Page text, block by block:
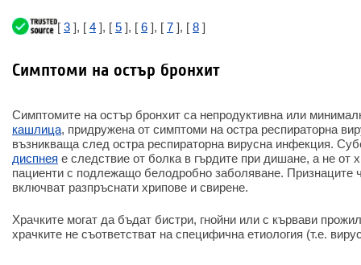
[ 3 ], [ 4 ], [ 5 ], [ 6 ], [ 7 ], [ 8 ]
Симптоми на остър бронхит
Симптомите на остър бронхит са непродуктивна или
кашлица, придружена от симптоми на остра респираторна
възникваща след остра респираторна вирусна инфекция.
диспнея е следствие от болка в гърдите при дишане, а не от
пациенти с подлежащо белодробно заболяване. Признаците
включват разпръснати хрипове и свирене.
Храчките могат да бъдат бистри, гнойни или с кървави
храчките не съответстват на специфична етиология (т.е.